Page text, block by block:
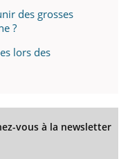
des grosses
?
lors des
vous à la newsletter